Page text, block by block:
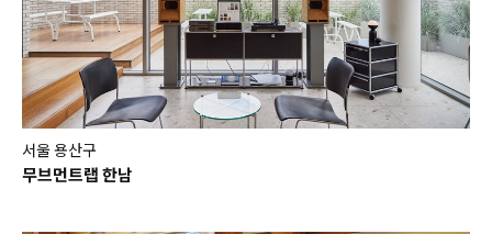
서울 용산구
무브먼트랩 한남